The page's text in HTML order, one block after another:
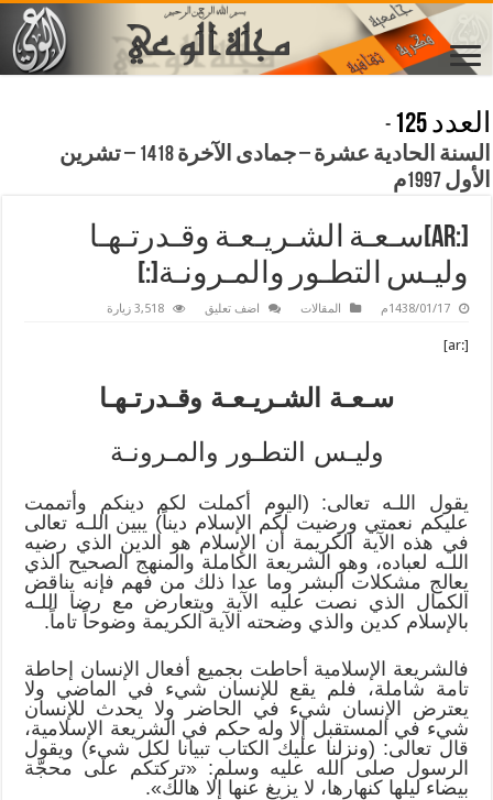
العدد 125
-
السنة الحادية عشرة – جمادى الآخرة 1418 – تشرين
الأول 1997م
[:ar]سـعـة الشـريـعـة وقـدرتـهـا
وليـس التطـور والمـرونـة[:]
1438/01/17م المقالات اضف تعليق 3,518 زيارة
[:ar]
سـعـة الشـريـعـة وقـدرتـهـا
وليـس التطـور والمـرونـة
يقول اللـه تعالى: (اليوم أكملت لكم دينكم وأتممت
عليكم نعمتي ورضيت لكم الإسلام ديناً) يبين اللـه تعالى
في هذه الآية الكريمة أن الإسلام هو الدين الذي رضيه
اللـه لعباده، وهو الشريعة الكاملة والمنهج الصحيح الذي
يعالج مشكلات البشر وما عدا ذلك من فهم فإنه يناقض
الكمال الذي نصت عليه الآية ويتعارض مع رضا اللـه
بالإسلام كدين والذي وضحته الآية الكريمة وضوحاً تاماً.
فالشريعة الإسلامية أحاطت بجميع أفعال الإنسان إحاطة
تامة شاملة، فلم يقع للإنسان شيء في الماضي ولا
يعترض الإنسان شيء في الحاضر ولا يحدث للإنسان
شيء في المستقبل إلا وله حكم في الشريعة الإسلامية،
قال تعالى: (ونزلنا عليك الكتاب تبيانا لكل شيء) ويقول
الرسول صلى الله عليه وسلم: «تركتكم على محجّة
بيضاء ليلها كنهارها، لا يزيغ عنها إلا هالك».